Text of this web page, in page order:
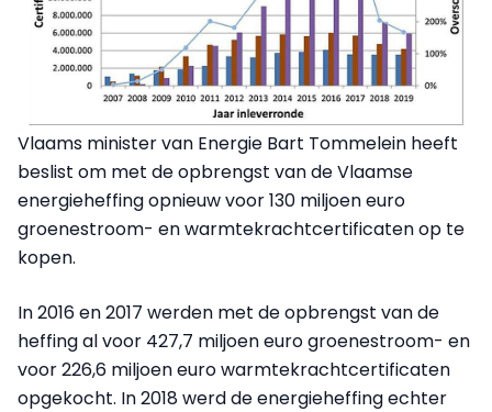
Vlaams minister van Energie Bart Tommelein heeft
beslist om met de opbrengst van de Vlaamse
energieheffing opnieuw voor 130 miljoen euro
groenestroom- en warmtekrachtcertificaten op te
kopen.
In 2016 en 2017 werden met de opbrengst van de
heffing al voor 427,7 miljoen euro groenestroom- en
voor 226,6 miljoen euro warmtekrachtcertificaten
opgekocht. In 2018 werd de energieheffing echter